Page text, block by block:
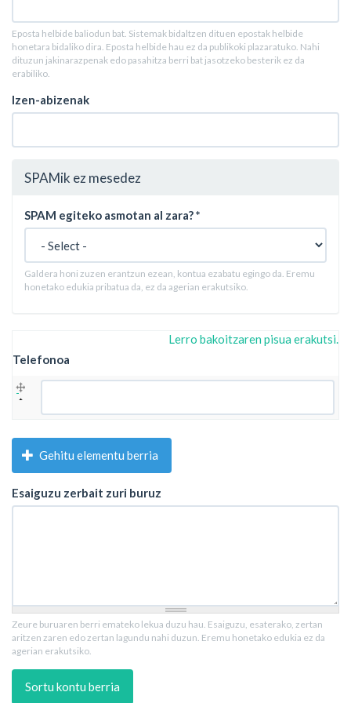
Eposta helbide baliodun bat. Sistemak bidaltzen dituen epostak helbide
honetara bidaliko dira. Eposta helbide hau ez da publikoki plazaratuko. Nahi
dituzun jakinarazpenak edo pasahitza berri bat jasotzeko besterik ez da
erabiliko.
Izen-abizenak
SPAMik ez mesedez
SPAM egiteko asmotan al zara?*
Galdera honi zuzen erantzun ezean, kontua ezabatu egingo da. Eremu
honetako edukia pribatua da, ez da agerian erakutsiko.
Lerro bakoitzaren pisua erakutsi.
Telefonoa
Gehitu elementu berria
Esaiguzu zerbait zuri buruz
Zeure buruaren berri emateko lekua duzu hau. Esaiguzu, esaterako, zertan
aritzen zaren edo zertan lagundu nahi duzun. Eremu honetako edukia ez da
agerian erakutsiko.
Sortu kontu berria